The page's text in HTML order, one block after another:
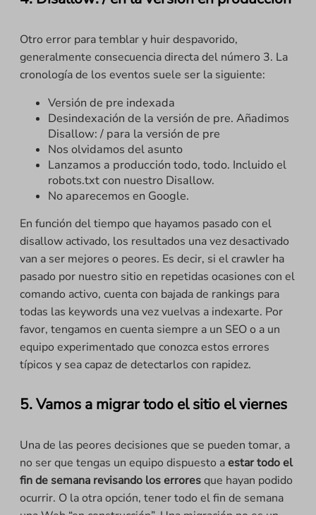
Otro error para temblar y huir despavorido,
generalmente consecuencia directa del número 3. La
cronología de los eventos suele ser la siguiente:
Versión de pre indexada
Desindexación de la versión de pre. Añadimos
Disallow: / para la versión de pre
Nos olvidamos del asunto
Lanzamos a producción todo, todo. Incluido el
robots.txt con nuestro Disallow.
No aparecemos en Google.
En función del tiempo que hayamos pasado con el
disallow activado, los resultados una vez desactivado
van a ser mejores o peores. Es decir, si el crawler ha
pasado por nuestro sitio en repetidas ocasiones con el
comando activo, cuenta con bajada de rankings para
todas las keywords una vez vuelvas a indexarte. Por
favor, tengamos en cuenta siempre a un SEO o a un
equipo experimentado que conozca estos errores
típicos y sea capaz de detectarlos con rapidez.
5. Vamos a migrar todo el sitio el viernes
Una de las peores decisiones que se pueden tomar, a
no ser que tengas un equipo dispuesto aestar todo el
fin de semana revisando los erroresque hayan podido
ocurrir. O la otra opción, tener todo el fin de semana